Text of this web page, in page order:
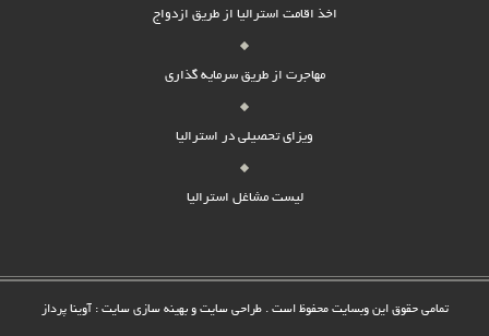
اخذ اقامت استرالیا از طریق ازدواج
مهاجرت از طریق سرمایه گذاری
ویزای تحصیلی در استرالیا
لیست مشاغل استرالیا
تمامی حقوق این وبسایت محفوظ است .طراحی سایتو بهینه سازی سایت : آوینا پرداز